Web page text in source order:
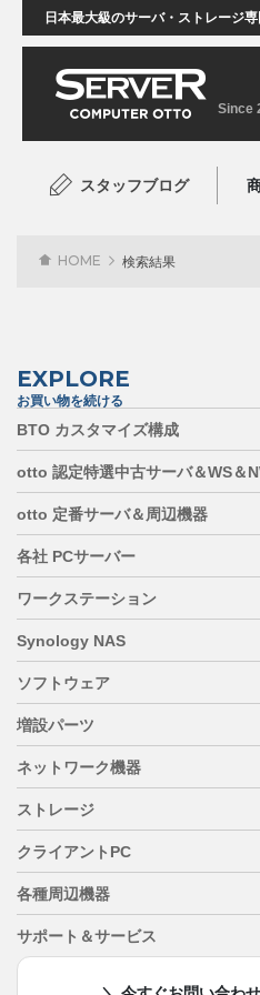
日本最大級のサーバ・ストレージ
Since
スタッフブログ
HOME 検索結果
EXPLORE
お買い物を続ける
BTO カスタマイズ構成
otto 認定特選中古サーバ＆WS＆
otto 定番サーバ＆周辺機器
各社 PCサーバー
ワークステーション
Synology NAS
ソフトウェア
増設パーツ
ネットワーク機器
ストレージ
クライアントPC
各種周辺機器
サポート＆サービス